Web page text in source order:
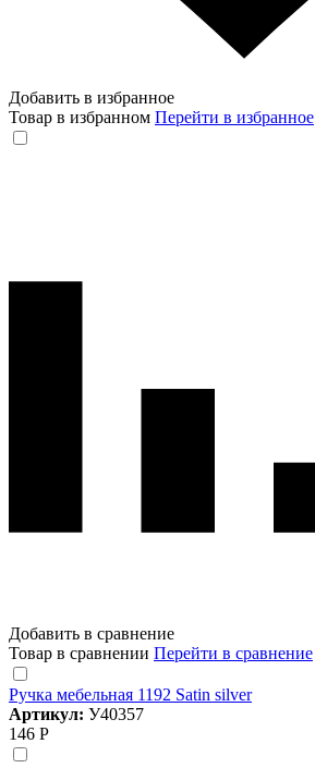
Добавить в избранное
Товар в избранном Перейти в избранное
Добавить в сравнение
Товар в сравнении Перейти в сравнение
Ручка мебельная 1192 Satin silver
Артикул: У40357
146 Р